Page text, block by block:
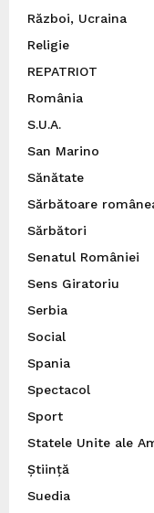
Război, Ucraina
Religie
REPATRIOT
România
S.U.A.
San Marino
Sănătate
Sărbătoare
Sărbători
Senatul României
Sens Giratoriu
Serbia
Social
Spania
Spectacol
Sport
Statele Unite ale
Știință
Suedia